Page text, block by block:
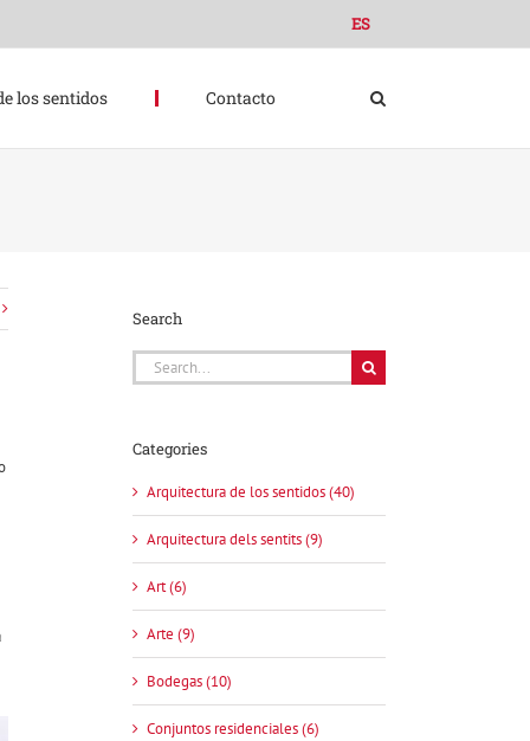
ES
los sentidos Contacto
Search
Search
for:
Categories
Arquitectura de los sentidos (40)
Arquitectura dels sentits (9)
Art (6)
Arte (9)
Bodegas (10)
Conjuntos residenciales (6)